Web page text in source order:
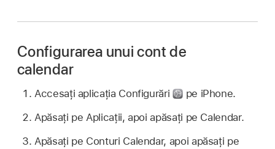
Configurarea unui cont de
calendar
Accesați aplicația Configurări
pe iPhone.
Apăsați pe Aplicații, apoi apăsați pe Calendar.
Apăsați pe Conturi Calendar, apoi apăsați pe